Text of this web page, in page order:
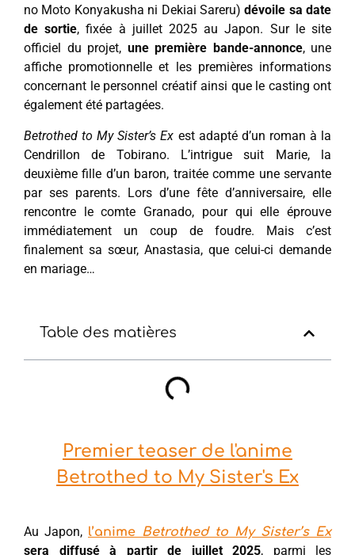
no Moto Konyakusha ni Dekiai Sareru) dévoile sa date
de sortie, fixée à juillet 2025 au Japon. Sur le site
officiel du projet, une première bande-annonce, une
affiche promotionnelle et les premières informations
concernant le personnel créatif ainsi que le casting ont
également été partagées.
Betrothed to My Sister’s Ex est adapté d’un roman à la
Cendrillon de Tobirano. L’intrigue suit Marie, la
deuxième fille d’un baron, traitée comme une servante
par ses parents. Lors d’une fête d’anniversaire, elle
rencontre le comte Granado, pour qui elle éprouve
immédiatement un coup de foudre. Mais c’est
finalement sa sœur, Anastasia, que celui-ci demande
en mariage…
Table des matières
Premier teaser de l'anime
Betrothed to My Sister's Ex
Au Japon, l’anime Betrothed to My Sister’s Ex
sera diffusé à partir de juillet 2025, parmi les